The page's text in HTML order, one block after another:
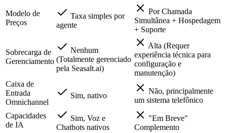
Modelo de
Preços
Taxa simples por
agente
Por Chamada
Simultânea + Hospedagem
+ Suporte
Sobrecarga de
Gerenciamento
Nenhum
(Totalmente gerenciado
pela Seasalt.ai)
Alta (Requer
experiência técnica para
configuração e
manutenção)
Caixa de
Entrada
Omnichannel
Sim, nativo
Não, principalmente
um sistema telefônico
Capacidades
de IA
Sim, Voz e
Chatbots nativos
"Em Breve"
Complemento